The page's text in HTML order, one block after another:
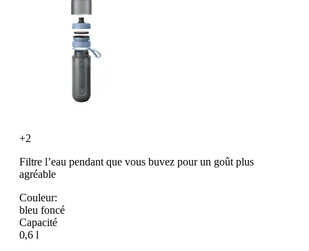
+2
Filtre l’eau pendant que vous buvez pour un goût plus
agréable
Couleur:
bleu foncé
Capacité
0,6 l